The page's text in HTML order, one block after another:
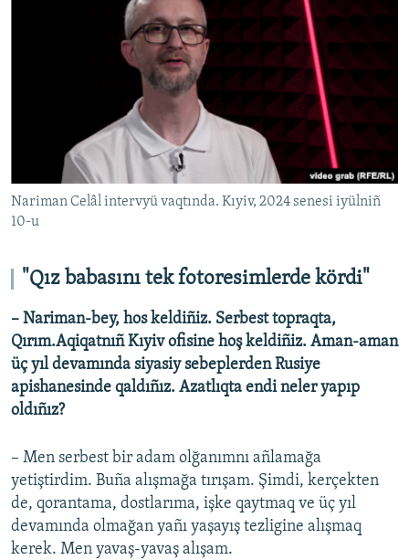
Nariman Celâl intervyü vaqtında. Kıyiv, 2024 senesi iyülniñ
10-u
"Qız babasını tek fotoresimlerde kördi"
– Nariman-bey, hos keldiñiz. Serbest topraqta,
Qırım.Aqiqatnıñ Kıyiv ofisine hoş keldiñiz. Aman-aman
üç yıl devamında siyasiy sebeplerden Rusiye
apishanesinde qaldıñız. Azatlıqta endi neler yapıp
oldıñız?
– Men serbest bir adam olğanımnı añlamağa
yetiştirdim. Buña alışmağa tırışam. Şimdi, kerçekten
de, qorantama, dostlarıma, işke qaytmaq ve üç yıl
devamında olmağan yañı yaşayış tezligine alışmaq
kerek. Men yavaş-yavaş alışam.